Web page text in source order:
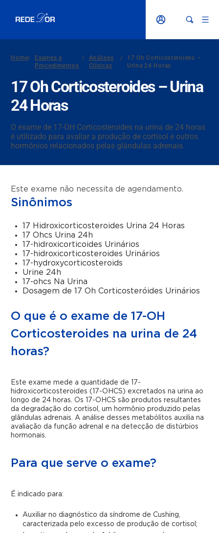
Home/
Exames e
Procedimentos
/
Análises
Clínicas
/
17 Oh Corticosteroides –
Urina 24 Horas
17 Oh Corticosteroides – Urina
24 Horas
O exame de 17-OH Corticosteroides na urina de 24 horas
é utilizado para avaliar a produção de cortisol e outros
hormônios relacionados pelas glândulas adrenais.
Este exame não necessita de agendamento.
Sinônimos
17 Hidroxicorticosteroides Urina 24 Horas
17 Ohcs Urina 24h
17-hidroxicorticoides Urinários
17-hidroxicorticosteroides Urinários
17-hydroxycorticosteroids
Urine 24h
17-ohcs Na Urina
Dosagem de 17 Oh Corticosteróides Urinários
O que é o exame de 17-OH
Corticosteroides na urina de 24
horas?
Este exame mede a quantidade de 17-
hidroxicorticosteroides (17-OHCS) excretados na urina ao
longo de 24 horas. Os 17-OHCS são produtos resultantes
da degradação do cortisol, um hormônio produzido pelas
glândulas adrenais. A análise desses metabólitos auxilia na
avaliação da função adrenal e na detecção de distúrbios
hormonais.
Para que serve o exame?
É indicado para:
Auxiliar no diagnóstico da síndrome de Cushing,
caracterizada pelo excesso de produção de cortisol;